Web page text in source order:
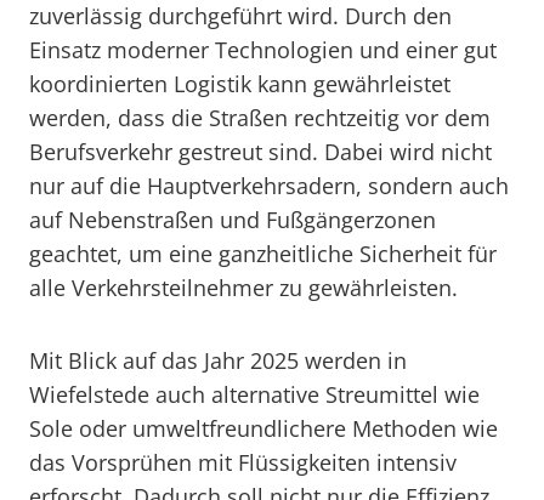
zuverlässig durchgeführt wird. Durch den
Einsatz moderner Technologien und einer gut
koordinierten Logistik kann gewährleistet
werden, dass die Straßen rechtzeitig vor dem
Berufsverkehr gestreut sind. Dabei wird nicht
nur auf die Hauptverkehrsadern, sondern auch
auf Nebenstraßen und Fußgängerzonen
geachtet, um eine ganzheitliche Sicherheit für
alle Verkehrsteilnehmer zu gewährleisten.
Mit Blick auf das Jahr 2025 werden in
Wiefelstede auch alternative Streumittel wie
Sole oder umweltfreundlichere Methoden wie
das Vorsprühen mit Flüssigkeiten intensiv